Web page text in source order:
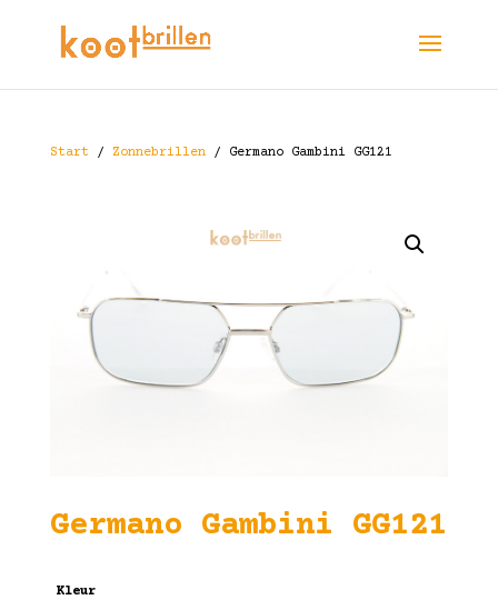
Start/ Zonnebrillen/ Germano Gambini GG121
Germano Gambini GG121
Kleur